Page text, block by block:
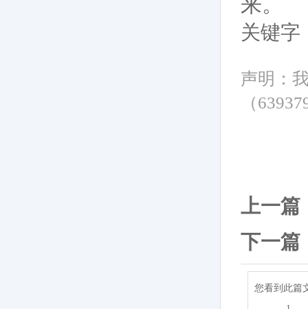
关键字
声明：
（
上一篇
下一篇
您看到此篇